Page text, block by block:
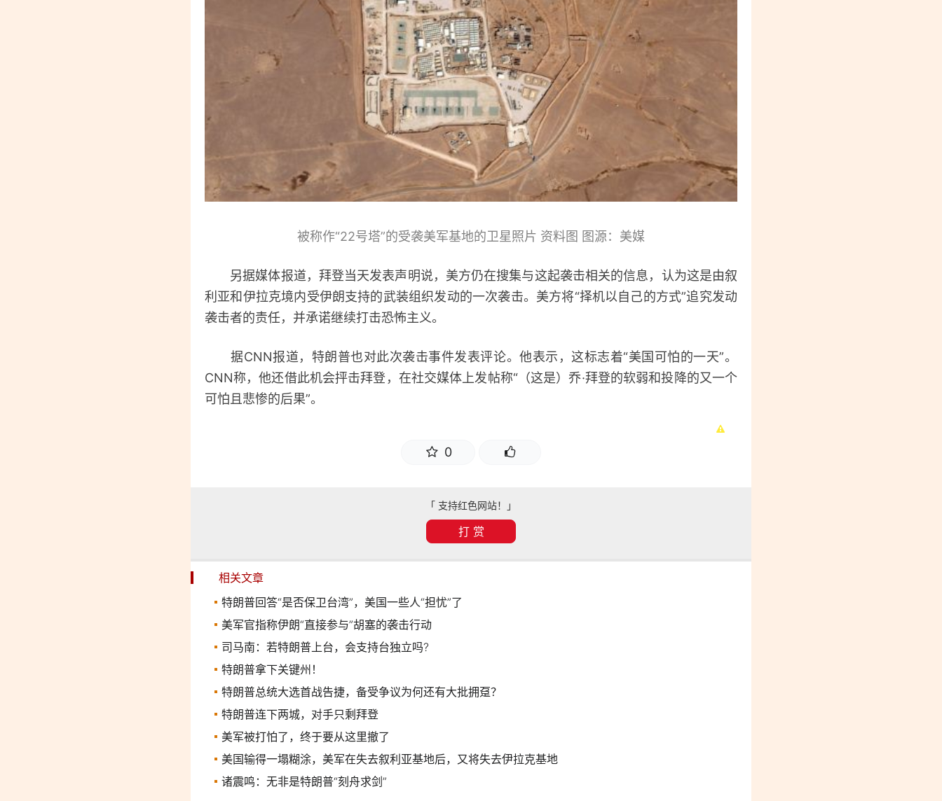
被称作“22号塔”的受袭美军基地的卫星照片 资料图 图源：美媒
另据媒体报道，拜登当天发表声明说，美方仍在搜集与这起袭击相关的信息，认为这是由叙
利亚和伊拉克境内受伊朗支持的武装组织发动的一次袭击。美方将“择机以自己的方式”追究发动
袭击者的责任，并承诺继续打击恐怖主义。
据CNN报道，特朗普也对此次袭击事件发表评论。他表示，这标志着“美国可怕的一天”。
CNN称，他还借此机会抨击拜登，在社交媒体上发帖称“（这是）乔·拜登的软弱和投降的又一个
可怕且悲惨的后果”。
0
「 支持红色网站！」
打 赏
相关文章
特朗普回答“是否保卫台湾”，美国一些人“担忧”了
美军官指称伊朗“直接参与”胡塞的袭击行动
司马南：若特朗普上台，会支持台独立吗?
特朗普拿下关键州！
特朗普总统大选首战告捷，备受争议为何还有大批拥趸？
特朗普连下两城，对手只剩拜登
美军被打怕了，终于要从这里撤了
美国输得一塌糊涂，美军在失去叙利亚基地后，又将失去伊拉克基地
诸震鸣：无非是特朗普“刻舟求剑”